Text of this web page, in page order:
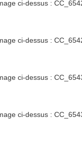
ci-dessus :
ci-dessus :
ci-dessus :
ci-dessus :